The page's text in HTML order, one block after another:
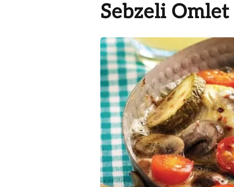
Sebzeli Omlet